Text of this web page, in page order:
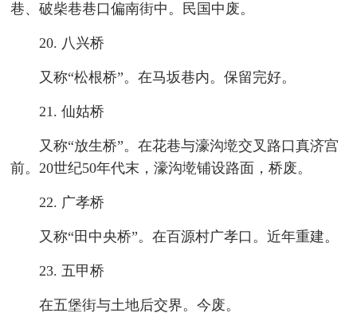
巷、破柴巷巷口偏南街中。民国中废。
20. 八兴桥
又称“松根桥”。在马坂巷内。保留完好。
21. 仙姑桥
又称“放生桥”。在花巷与濠沟墘交叉路口真济宫
前。20世纪50年代末，濠沟墘铺设路面，桥废。
22. 广孝桥
又称“田中央桥”。在百源村广孝口。近年重建。
23. 五甲桥
在五堡街与土地后交界。今废。